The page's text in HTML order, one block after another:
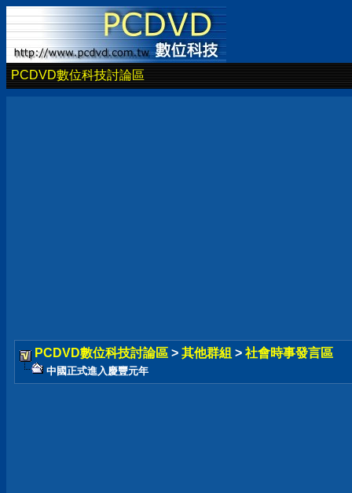
PCDVD數位科技討論區
PCDVD數位科技討論區 > 其他群組 > 社會時事發言區
中國正式進入慶豐元年